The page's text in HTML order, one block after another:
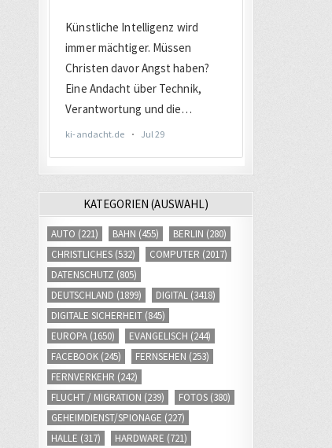
KATEGORIEN (AUSWAHL)
AUTO (221) BAHN (455) BERLIN (280)
CHRISTLICHES (532) COMPUTER (2017)
DATENSCHUTZ (805)
DEUTSCHLAND (1899) DIGITAL (3418)
DIGITALE SICHERHEIT (845)
EUROPA (1650) EVANGELISCH (244)
FACEBOOK (245) FERNSEHEN (253)
FERNVERKEHR (242)
FLUCHT / MIGRATION (239) FOTOS (380)
GEHEIMDIENST/SPIONAGE (227)
HALLE (317) HARDWARE (721)